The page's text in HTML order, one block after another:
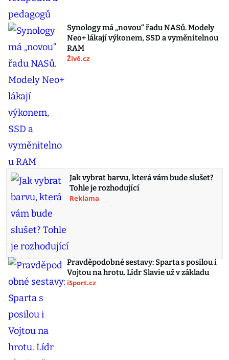
Synology má „novou“ řadu NASů. Modely
Neo+ lákají výkonem, SSD a vyměnitelnou
RAM
Živě.cz
Jak vybrat barvu, která vám bude slušet?
Tohle je rozhodující
Reklama
Pravděpodobné sestavy: Sparta s posilou i
Vojtou na hrotu. Lídr Slavie už v základu
iSport.cz